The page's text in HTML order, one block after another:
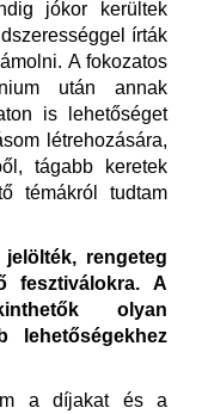
jókor kerültek
írták
A fokozatos
után annak
is lehetőséget
létrehozására,
tágabb keretek
témákról tudtam
rengeteg
fesztiválokra. A
olyan
lehetőségekhez
a díjakat és a